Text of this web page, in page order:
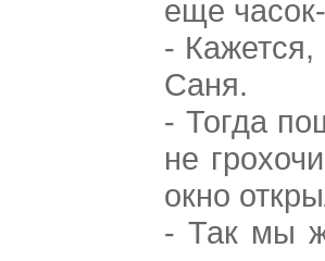
еще
- Кажется,
Саня.
- Тогда
не
окно
- Так мы